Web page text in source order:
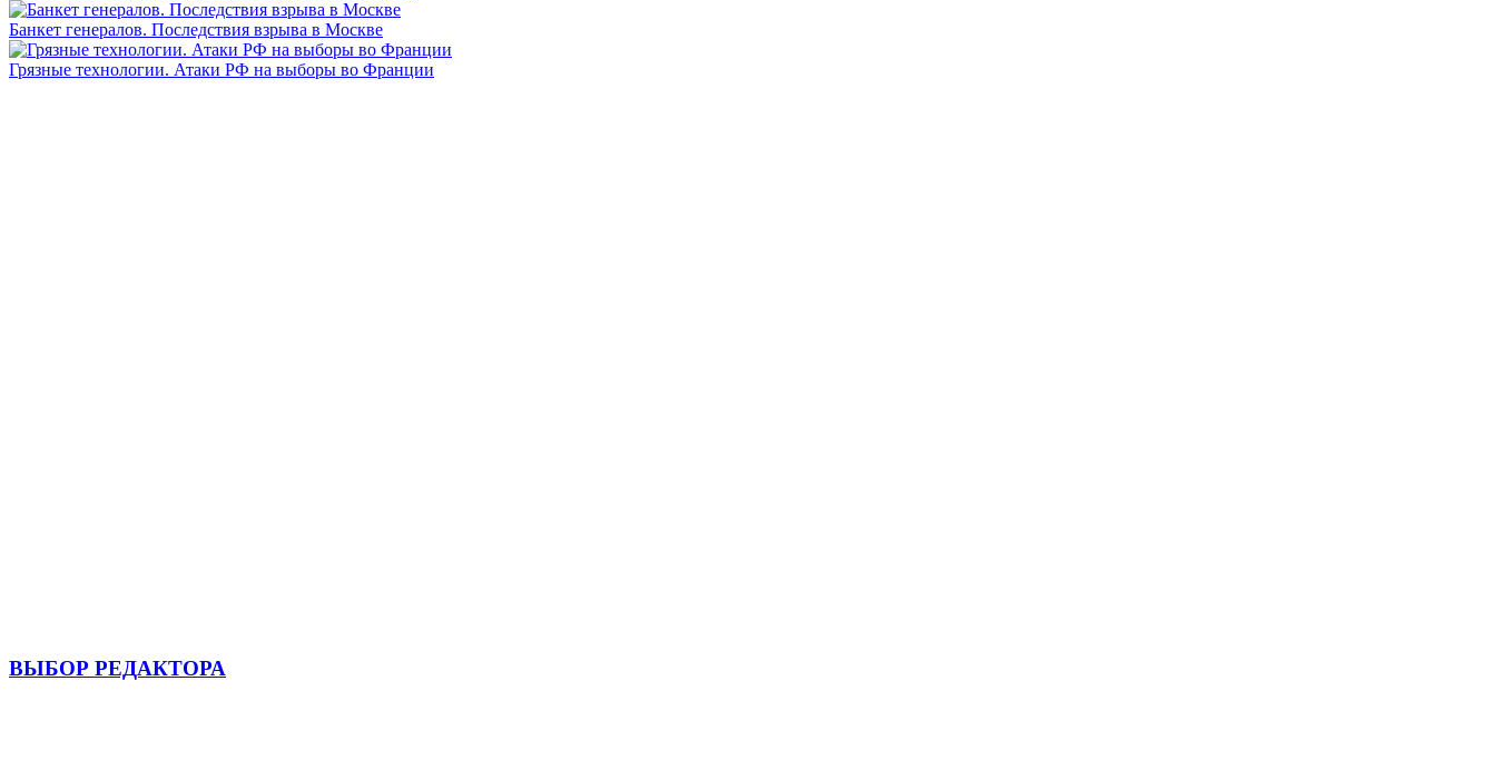
Банкет генералов. Последствия взрыва в Москве
Грязные технологии. Атаки РФ на выборы во Франции
ВЫБОР РЕДАКТОРА